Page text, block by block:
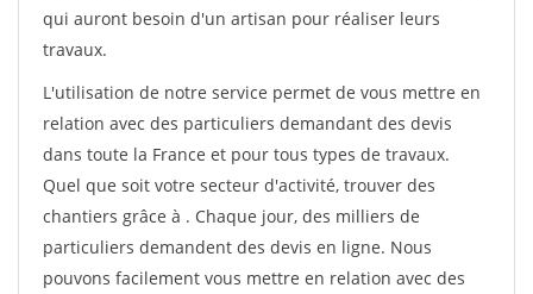
qui auront besoin d'un artisan pour réaliser leurs
travaux.
L'utilisation de notre service permet de vous mettre en
relation avec des particuliers demandant des devis
dans toute la France et pour tous types de travaux.
Quel que soit votre secteur d'activité, trouver des
chantiers grâce à . Chaque jour, des milliers de
particuliers demandent des devis en ligne. Nous
pouvons facilement vous mettre en relation avec des